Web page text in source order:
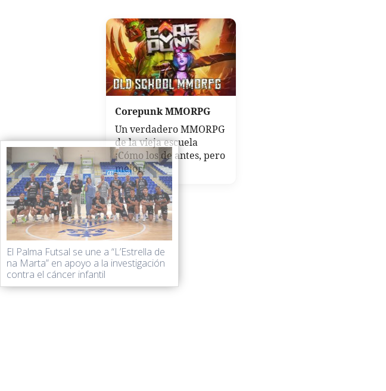
Corepunk MMORPG
Un verdadero MMORPG
de la vieja escuela
¡Cómo los de antes, pero
mejor!
El Palma Futsal se une a “L’Estrella de
na Marta” en apoyo a la investigación
contra el cáncer infantil